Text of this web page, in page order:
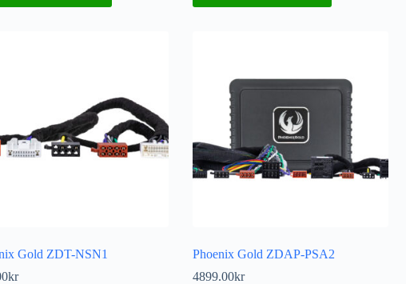
Gold ZDT-NSN1
kr
Phoenix Gold ZDAP-PSA2
4899.00kr